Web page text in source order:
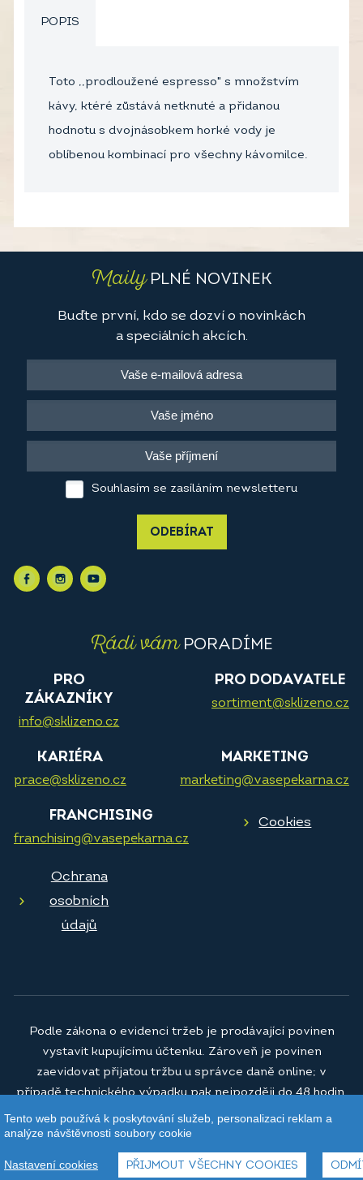
POPIS
Toto ,,prodloužené espresso" s množstvím
kávy, ktéré zůstává netknuté a přidanou
hodnotu s dvojnásobkem horké vody je
oblíbenou kombinací pro všechny kávomilce.
MailyPLNÉ NOVINEK
Buďte první, kdo se dozví o novinkách
a speciálních akcích.
Souhlasím se zasíláním newsletteru
ODEBÍRAT
Rádi vámPORADÍME
PRO
ZÁKAZNÍKY
info@sklizeno.cz
PRO DODAVATELE
sortiment@sklizeno.cz
KARIÉRA
prace@sklizeno.cz
MARKETING
marketing@vasepekarna.cz
FRANCHISING
franchising@vasepekarna.cz
Cookies
Ochrana
osobních
údajů
© 2026Vaše pekárna a.s.
Podle zákona o evidenci tržeb je prodávající povinen
vystavit kupujícímu účtenku. Zároveň je povinen
zaevidovat přijatou tržbu u správce daně online; v
případě technického výpadku pak nejpozději do 48 hodin.
Tento web používá k poskytování služeb, personalizaci reklam a
analýze návštěvnosti soubory cookie
Nastavení cookies PŘIJMOUT VŠECHNY COOKIES